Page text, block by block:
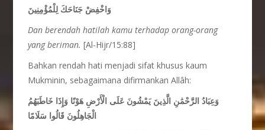
وَاخْفِضْ جَنَاحَكَ لِلْمُؤْمِنِينَ
Dan berendah hatilah kamu terhadap orang-orang
yang beriman. [Al-Hijr/15:88]
Bahkan rendah hati menjadi sifat khusus kaum
Mukminin, sebagaimana difirmankan Allâh:
وَعِبَادُ الرَّحْمَٰنِ الَّذِينَ يَمْشُونَ عَلَى الْأَرْضِ هَوْنًا وَإِذَا خَاطَبَهُمُ
الْجَاهِلُونَ قَالُوا سَلَامًا